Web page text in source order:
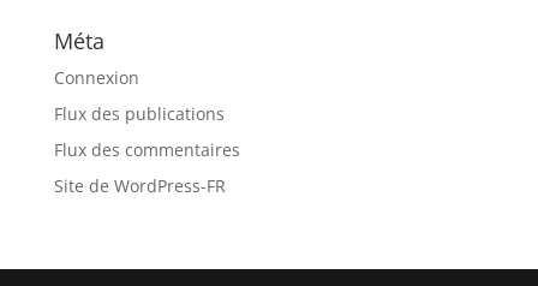
Méta
Connexion
Flux des publications
Flux des commentaires
Site de WordPress-FR